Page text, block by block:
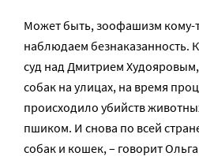
Может быть, зоофашизм кому-
наблюдаем безнаказанность.
суд над Дмитрием
собак на улицах, на время
происходило убийств
пшиком. И снова по всей
собак и кошек, – говорит